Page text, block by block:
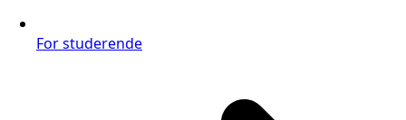
For studerende